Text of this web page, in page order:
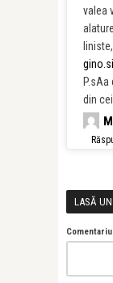
valea
P.sAa
din
LASĂ